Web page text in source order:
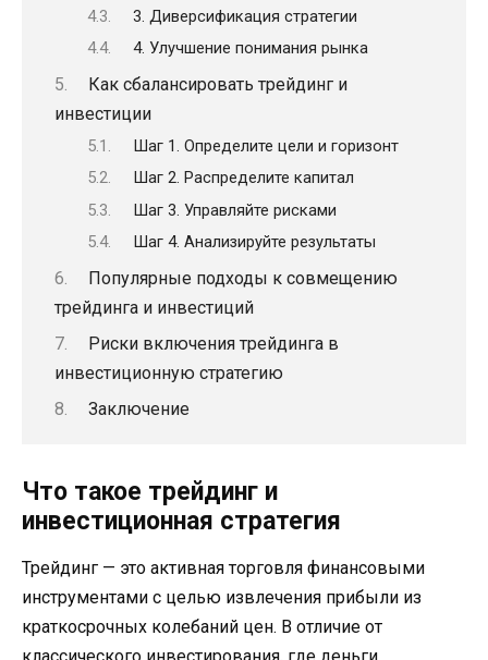
3. Диверсификация стратегии
4. Улучшение понимания рынка
Как сбалансировать трейдинг и
инвестиции
Шаг 1. Определите цели и горизонт
Шаг 2. Распределите капитал
Шаг 3. Управляйте рисками
Шаг 4. Анализируйте результаты
Популярные подходы к совмещению
трейдинга и инвестиций
Риски включения трейдинга в
инвестиционную стратегию
Заключение
Что такое трейдинг и
инвестиционная стратегия
Трейдинг — это активная торговля финансовыми
инструментами с целью извлечения прибыли из
краткосрочных колебаний цен. В отличие от
классического инвестирования, где деньги